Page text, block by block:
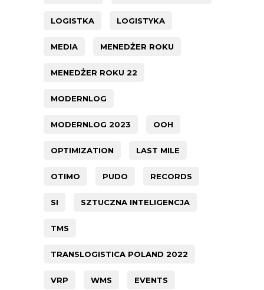
LOGISTKA LOGISTYKA
MEDIA MENEDŻER ROKU
MENEDŻER ROKU 22
MODERNLOG
MODERNLOG 2023 OOH
OPTIMIZATION LAST MILE
OTIMO PUDO RECORDS
SI SZTUCZNA INTELIGENCJA
TMS
TRANSLOGISTICA POLAND 2022
VRP WMS EVENTS